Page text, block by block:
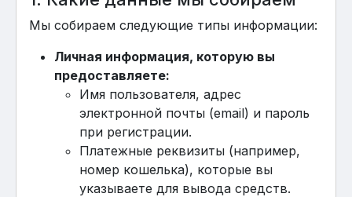
Мы собираем следующие типы информации:
Личная информация, которую вы
предоставляете:
Имя пользователя, адрес
электронной почты (email) и пароль
при регистрации.
Платежные реквизиты (например,
номер кошелька), которые вы
указываете для вывода средств.